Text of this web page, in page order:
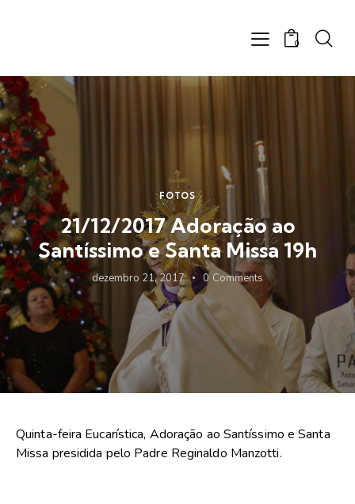
0
FOTOS
21/12/2017 Adoração ao
Santíssimo e Santa Missa 19h
dezembro 21, 2017 0 Comments
Quinta-feira Eucarística, Adoração ao Santíssimo e Santa
Missa presidida pelo Padre Reginaldo Manzotti.